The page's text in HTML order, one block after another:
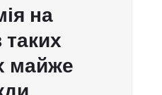
на
таких
майже